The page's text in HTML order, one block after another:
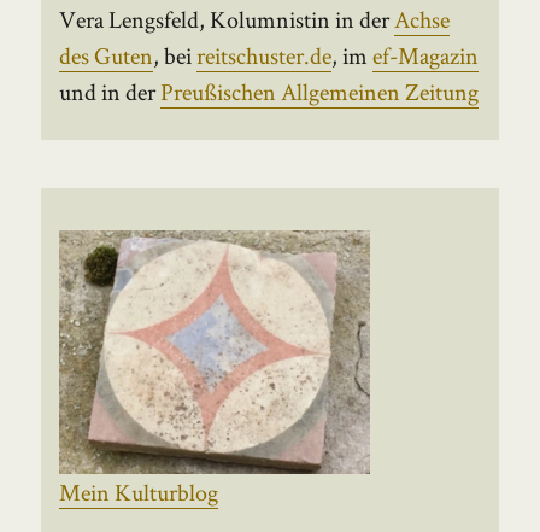
Vera Lengsfeld, Kolumnistin in derAchse
des Guten, beireitschuster.de, imef-Magazin
und in derPreußischen Allgemeinen Zeitung
Mein Kulturblog